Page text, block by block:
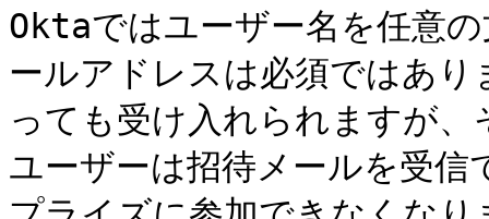
Oktaではユーザー名を任意
ールアドレスは必須ではあ
っても受け入れられますが
ユーザーは招待メールを受